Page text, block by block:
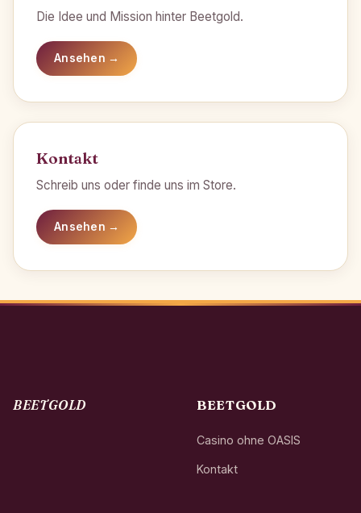
Die Idee und Mission hinter Beetgold.
Ansehen →
Kontakt
Schreib uns oder finde uns im Store.
Ansehen →
BEETGOLD BEETGOLD
Casino ohne OASIS
Kontakt